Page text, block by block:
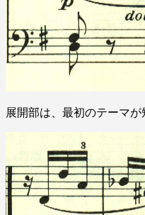
展開部は、最初のテーマが